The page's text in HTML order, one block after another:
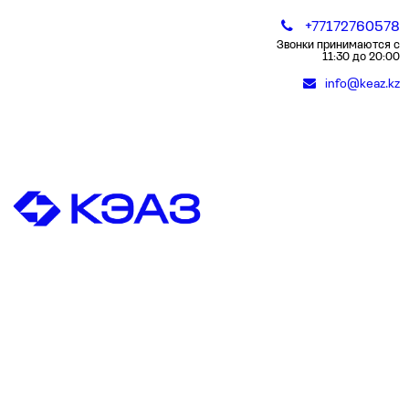
+77172760578
Звонки принимаются с
11:30 до 20:00
info@keaz.kz